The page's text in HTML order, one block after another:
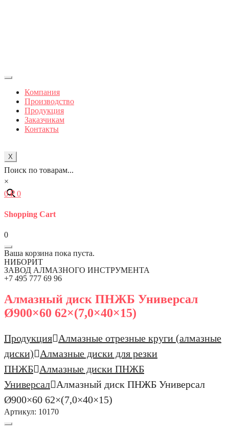
Компания
Производство
Продукция
Заказчикам
Контакты
X
Поиск по товарам...
×
0₽ 0
Shopping Cart
0
Ваша корзина пока пуста.
НИБОРИТ
ЗАВОД АЛМАЗНОГО ИНСТРУМЕНТА
+7 495 777 69 96
Алмазный диск ПНЖБ Универсал
Ø900×60 62×(7,0×40×15)
Продукция
Алмазные отрезные круги (алмазные
диски)
Алмазные диски для резки
ПНЖБ
Алмазные диски ПНЖБ
Универсал
Алмазный диск ПНЖБ Универсал
Ø900×60 62×(7,0×40×15)
Артикул: 10170